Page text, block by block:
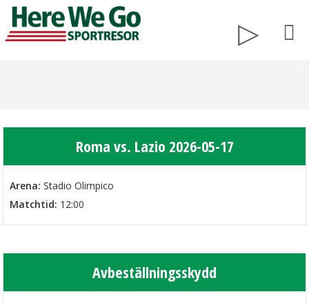
Roma vs. Lazio 2026-05-17
Arena: Stadio Olimpico
Matchtid: 12:00
Avbeställningsskydd